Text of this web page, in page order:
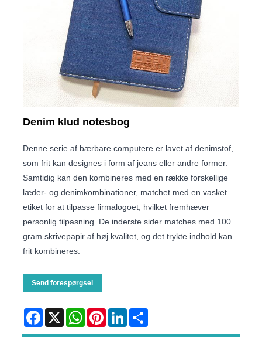
Denim klud notesbog
Denne serie af bærbare computere er lavet af denimstof,
som frit kan designes i form af jeans eller andre former.
Samtidig kan den kombineres med en række forskellige
læder- og denimkombinationer, matchet med en vasket
etiket for at tilpasse firmalogoet, hvilket fremhæver
personlig tilpasning. De inderste sider matches med 100
gram skrivepapir af høj kvalitet, og det trykte indhold kan
frit kombineres.
Send forespørgsel
Facebook
X WhatsAppPinterestLinkedIn